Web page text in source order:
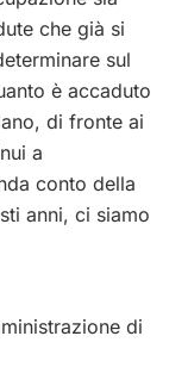
che già si
sul
è accaduto
di fronte ai
a
conto della
anni, ci siamo
di